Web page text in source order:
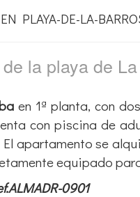
PLAYA-DE-LA-
la playa de
en 1ª planta, con
con piscina de
apartamento se
equipado
0901